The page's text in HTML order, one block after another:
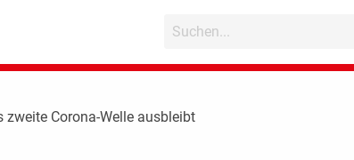
Corona-Welle ausbleibt